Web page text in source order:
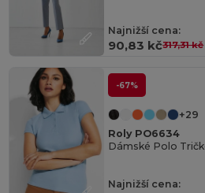
Najnižší cena:
90,83 kč317,31 kč
-67%
+29
Roly PO6634
Najnižší cena: